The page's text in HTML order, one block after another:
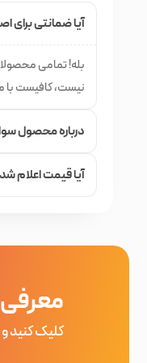
در فروشگاه
گروه‌ها، نتوع
آیا ضمانتی برای
بله! تمامی
نیست، کافیست با
درباره محصول
آیا قیمت اعلام
کلیک کنید و